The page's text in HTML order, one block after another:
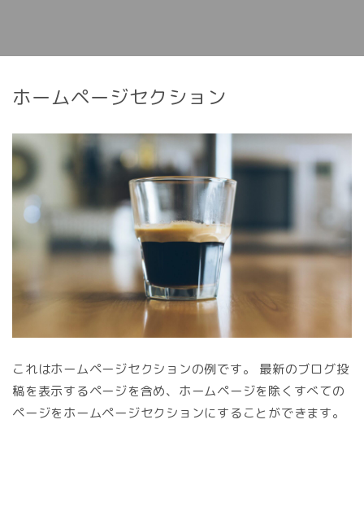
ホームページセクション
これはホームページセクションの例です。 最新のブログ投
稿を表示するページを含め、ホームページを除くすべての
ページをホームページセクションにすることができます。